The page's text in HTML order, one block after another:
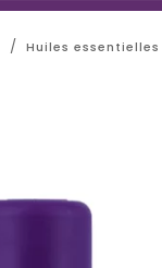
Huiles essentielles